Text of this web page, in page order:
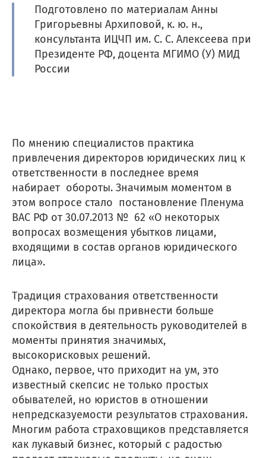
Подготовлено по материалам Анны
Григорьевны Архиповой, к. ю. н.,
консультанта ИЦЧП им. С. С. Алексеева при
Президенте РФ, доцента МГИМО (У) МИД
России
По мнению специалистов практика
привлечения директоров юридических лиц к
ответственности в последнее время
набирает обороты. Значимым моментом в
этом вопросе стало постановление Пленума
ВАС РФ от 30.07.2013 № 62 «О некоторых
вопросах возмещения убытков лицами,
входящими в состав органов юридического
лица».
Традиция страхования ответственности
директора могла бы привнести больше
спокойствия в деятельность руководителей в
моменты принятия значимых,
высокорисковых решений.
Однако, первое, что приходит на ум, это
известный скепсис не только простых
обывателей, но юристов в отношении
непредсказуемости результатов страхования.
Многим работа страховщиков представляется
как лукавый бизнес, который с радостью